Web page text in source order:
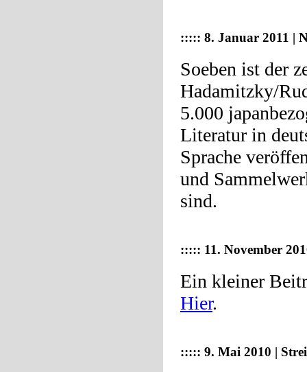
::::: 8. Januar 2011 |
Soeben ist der
Hadamitzky/
5.000
Literatur in
Sprache
und
sind.
::::: 11. November
Ein kleiner
Hier.
::::: 9. Mai 2010 |